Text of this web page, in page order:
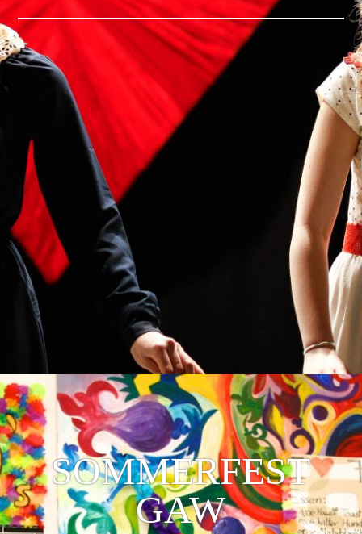
SOMMERFEST
GAW